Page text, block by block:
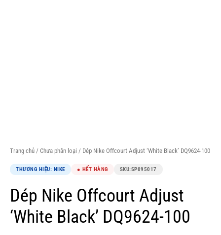
Trang chủ / Chưa phân loại / Dép Nike Offcourt Adjust ‘White Black’ DQ9624-100
THƯƠNG HIỆU: NIKE ● HẾT HÀNG SKU:SP095017
Dép Nike Offcourt Adjust
‘White Black’ DQ9624-100